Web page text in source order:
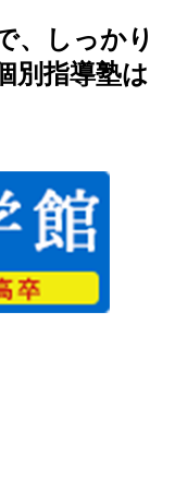
、しっかり
別指導塾は